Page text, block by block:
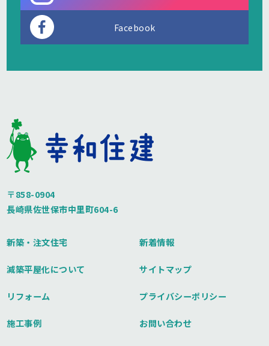
Facebook
〒858-0904
長崎県佐世保市中里町604-6
新築・注文住宅
減築平屋化について
リフォーム
施工事例
新着情報
サイトマップ
プライバシーポリシー
お問い合わせ